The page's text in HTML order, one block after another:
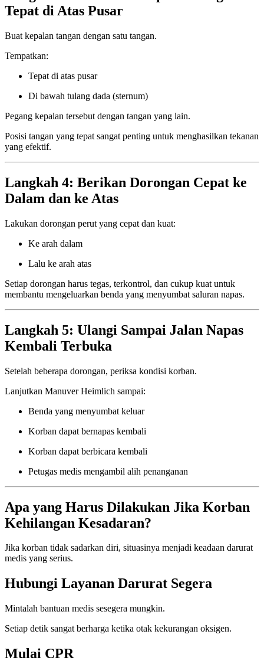
Tepat di Atas Pusar
Buat kepalan tangan dengan satu tangan.
Tempatkan:
Tepat di atas pusar
Di bawah tulang dada (sternum)
Pegang kepalan tersebut dengan tangan yang lain.
Posisi tangan yang tepat sangat penting untuk menghasilkan tekanan
yang efektif.
Langkah 4: Berikan Dorongan Cepat ke
Dalam dan ke Atas
Lakukan dorongan perut yang cepat dan kuat:
Ke arah dalam
Lalu ke arah atas
Setiap dorongan harus tegas, terkontrol, dan cukup kuat untuk
membantu mengeluarkan benda yang menyumbat saluran napas.
Langkah 5: Ulangi Sampai Jalan Napas
Kembali Terbuka
Setelah beberapa dorongan, periksa kondisi korban.
Lanjutkan Manuver Heimlich sampai:
Benda yang menyumbat keluar
Korban dapat bernapas kembali
Korban dapat berbicara kembali
Petugas medis mengambil alih penanganan
Apa yang Harus Dilakukan Jika Korban
Kehilangan Kesadaran?
Jika korban tidak sadarkan diri, situasinya menjadi keadaan darurat
medis yang serius.
Hubungi Layanan Darurat Segera
Mintalah bantuan medis sesegera mungkin.
Setiap detik sangat berharga ketika otak kekurangan oksigen.
Mulai CPR